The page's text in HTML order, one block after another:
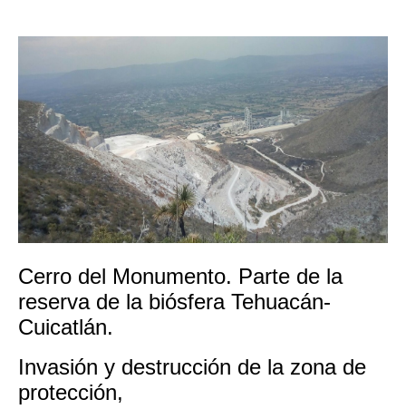
Cerro del Monumento. Parte de la
reserva de la biósfera Tehuacán-
Cuicatlán.
Invasión y destrucción de la zona de
protección,